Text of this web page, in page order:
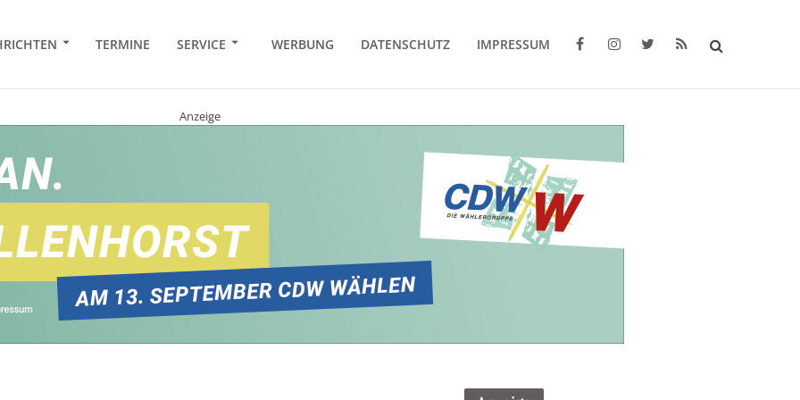
TERMINE SERVICE WERBUNG DATENSCHUTZ IMPRESSUM
Anzeige